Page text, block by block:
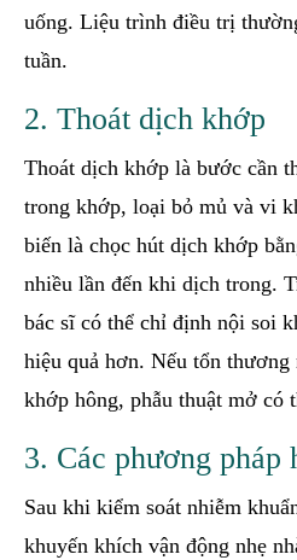
uống. Liệu trình điều trị
tuần.
2. Thoát dịch khớp
Thoát dịch khớp là bước cần
trong khớp, loại bỏ mủ và vi
biến là chọc hút dịch khớp
nhiều lần đến khi dịch trong.
bác sĩ có thể chỉ định nội soi
hiệu quả hơn. Nếu tổn
khớp hông, phẫu thuật mở có
3. Các phương pháp
Sau khi kiểm soát nhiễm
khuyến khích vận động nhẹ